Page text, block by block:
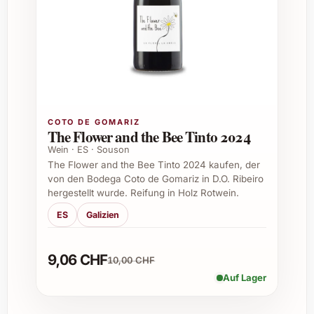
zur Lagerung und kann bei optimalen
Bedingungen 10 bis 15 Jahre oder länger
reifen, wobei er an Komplexität und Eleganz
Ideale Kombinationen sind herzhafte
Fleischgerichte wie Rindsbraten, Wild,
gereifte Käsesorten oder auch feine Pasta mit
Trüffelsauce. Die Struktur des Weines
harmoniert wunderbar mit intensiven Aromen.
Empfohlen wird eine Serviertemperatur von
COTO DE GOMARIZ
The Flower and the Bee Tinto 2024
Wein · ES · Souson
The Flower and the Bee Tinto 2024 kaufen, der
von den Bodega Coto de Gomariz in D.O. Ribeiro
hergestellt wurde. Reifung in Holz Rotwein.
ES Galizien
9,06 CHF10,00 CHF
Auf Lager